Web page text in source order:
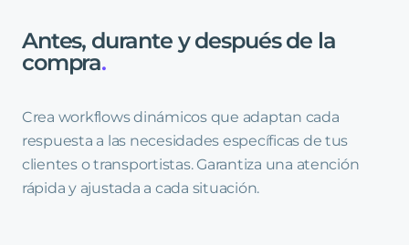
Antes, durante y después de la
compra.
Crea workflows dinámicos que adaptan cada
respuesta a las necesidades específicas de tus
clientes o transportistas. Garantiza una atención
rápida y ajustada a cada situación.